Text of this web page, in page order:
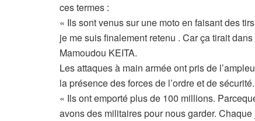
ces termes :
« Ils sont venus sur une moto en faisant des
je me suis finalement retenu . Car ça tirait
Mamoudou KEITA.
Les attaques à main armée ont pris de
la présence des forces de l’ordre et de
« Ils ont emporté plus de 100 millions.
avons des militaires pour nous garder.